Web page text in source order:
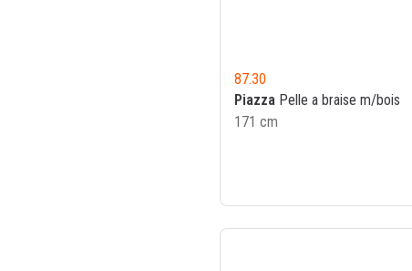
87.30
Piazza Pelle a braise m/bois
171 cm